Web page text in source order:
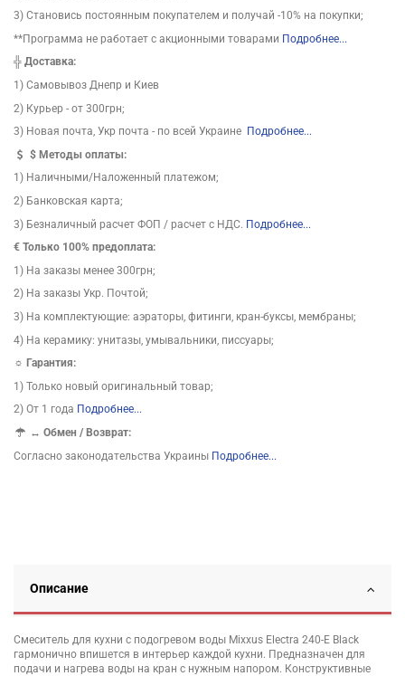
3) Становись постоянным покупателем и получай -10% на покупки;
**Программа не работает с акционными товарами Подробнее...
╬ Доставка:
1) Самовывоз Днепр и Киев
2) Курьер - от 300грн;
3) Новая почта, Укр почта - по всей Украине Подробнее...
$Методы оплаты:
1) Наличными/Наложенный платежом;
2) Банковская карта;
3) Безналичный расчет ФОП / расчет с НДС. Подробнее...
€ Только 100% предоплата:
1) На заказы менее 300грн;
2) На заказы Укр. Почтой;
3) На комплектующие: аэраторы, фитинги, кран-буксы, мембраны;
4) На керамику: унитазы, умывальники, писсуары;
☼ Гарантия:
1) Только новый оригинальный товар;
2) От 1 года Подробнее...
↔Обмен / Возврат:
Согласно законодательства Украины Подробнее...
Описание
Смеситель для кухни с подогревом воды Mixxus Electra 240-E Black
гармонично впишется в интерьер каждой кухни. Предназначен для
подачи и нагрева воды на кран с нужным напором. Конструктивные